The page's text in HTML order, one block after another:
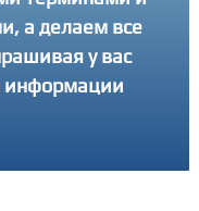
интересующий
получить